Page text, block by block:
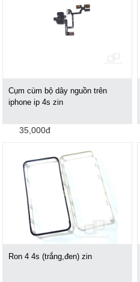
Cụm cùm bộ dây nguồn trên
iphone ip 4s zin
35,000đ
Ron 4 4s (trắng,đen) zin